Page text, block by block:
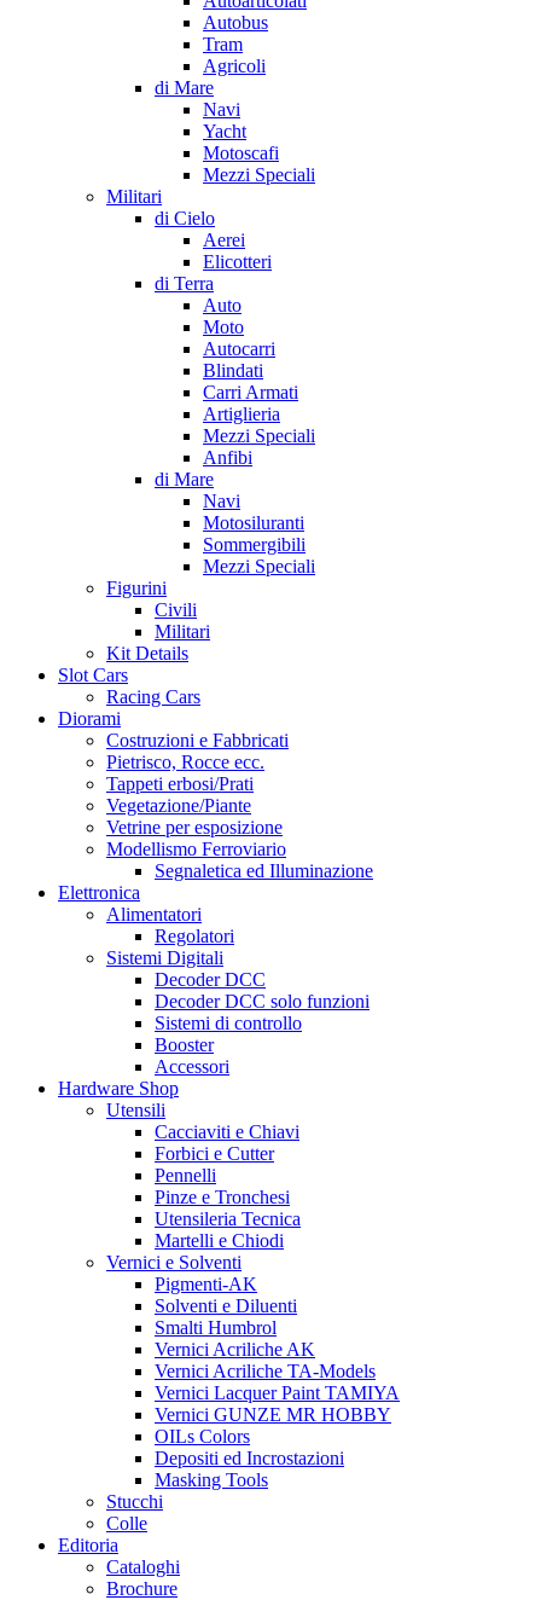
Autobus
Tram
Agricoli
di Mare
Navi
Yacht
Motoscafi
Mezzi Speciali
Militari
di Cielo
Aerei
Elicotteri
di Terra
Auto
Moto
Autocarri
Blindati
Carri Armati
Artiglieria
Mezzi Speciali
Anfibi
di Mare
Navi
Motosiluranti
Sommergibili
Mezzi Speciali
Figurini
Civili
Militari
Kit Details
Slot Cars
Racing Cars
Diorami
Costruzioni e Fabbricati
Pietrisco, Rocce ecc.
Tappeti erbosi/Prati
Vegetazione/Piante
Vetrine per esposizione
Modellismo Ferroviario
Segnaletica ed Illuminazione
Elettronica
Alimentatori
Regolatori
Sistemi Digitali
Decoder DCC
Decoder DCC solo funzioni
Sistemi di controllo
Booster
Accessori
Hardware Shop
Utensili
Cacciaviti e Chiavi
Forbici e Cutter
Pennelli
Pinze e Tronchesi
Utensileria Tecnica
Martelli e Chiodi
Vernici e Solventi
Pigmenti-AK
Solventi e Diluenti
Smalti Humbrol
Vernici Acriliche AK
Vernici Acriliche TA-Models
Vernici Lacquer Paint TAMIYA
Vernici GUNZE MR HOBBY
OILs Colors
Depositi ed Incrostazioni
Masking Tools
Stucchi
Colle
Editoria
Cataloghi
Brochure